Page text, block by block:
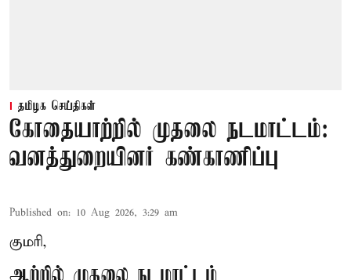
தமிழக செய்திகள்
கோதையாற்றில் முதலை நடமாட்டம்:
வனத்துறையினர் கண்காணிப்பு
Published on: 10 Aug 2026, 3:29 am
குமரி,